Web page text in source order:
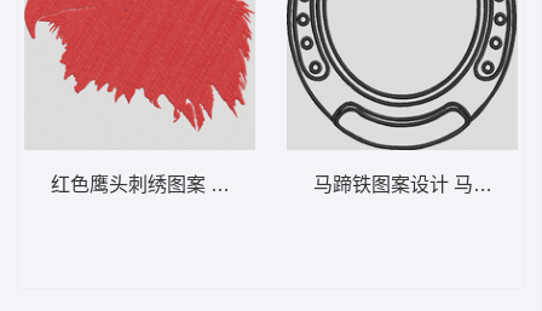
红色鹰头刺绣图案 凶猛的鹰头-DST格式马蹄铁图案设计 马蹄铁-